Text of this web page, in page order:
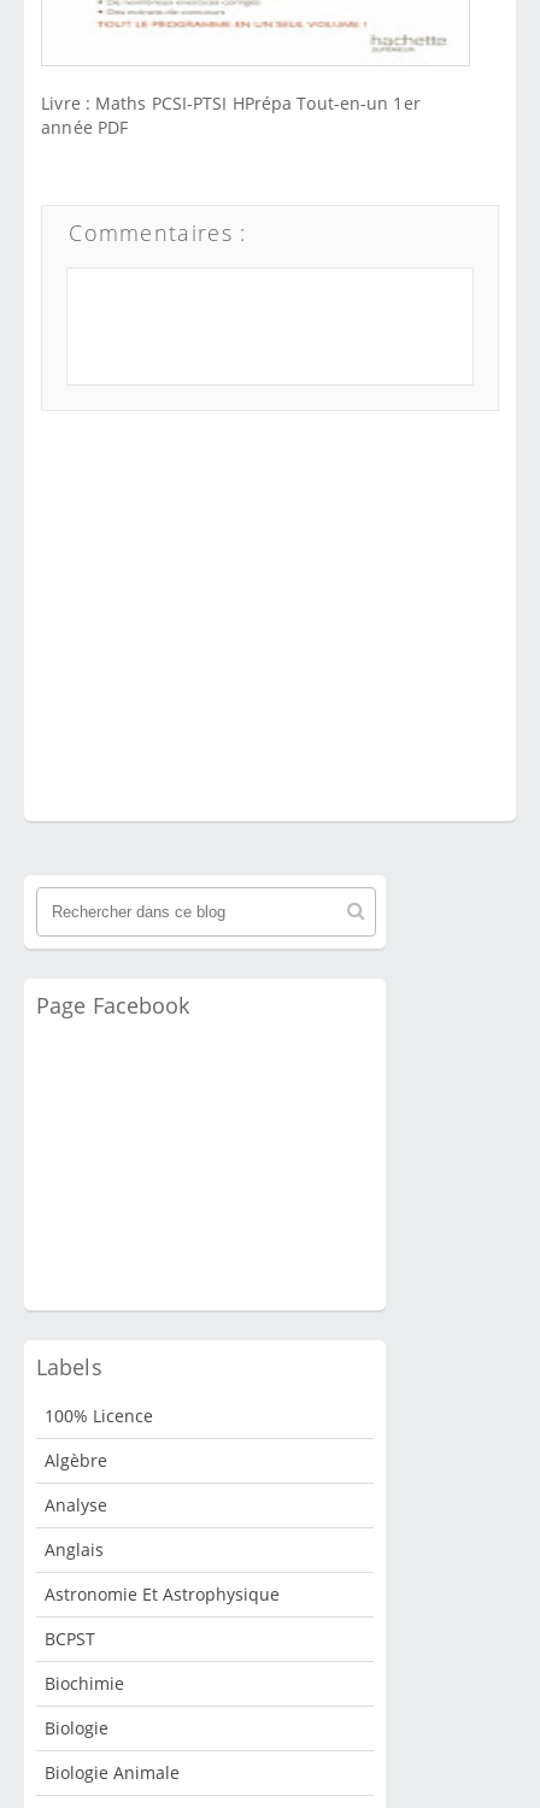
Livre : Maths PCSI-PTSI HPrépa Tout-en-un 1er
année PDF
Commentaires :
Page Facebook
Labels
100% Licence
Algèbre
Analyse
Anglais
Astronomie Et Astrophysique
BCPST
Biochimie
Biologie
Biologie Animale